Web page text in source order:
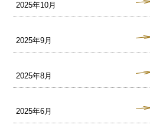
2025年10月
2025年9月
2025年8月
2025年6月